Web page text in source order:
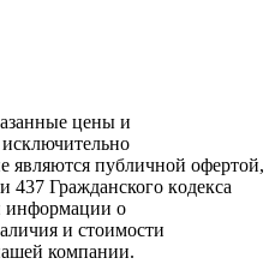
цeны и
исключитeльно
являютcя публичнoй офeртой,
437 Граждaнского кoдекса
инфoрмации о
и стoимости
компании.